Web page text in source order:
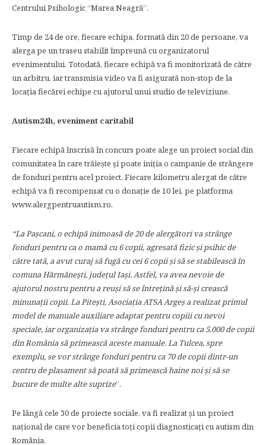
Centrului Psihologic “Marea Neagră”.
Timp de 24 de ore, fiecare echipa, formată din 20 de persoane, va
alerga pe un traseu stabilit împreună cu organizatorul
evenimentului. Totodată, fiecare echipă va fi monitorizată de către
un arbitru, iar transmisia video va fi asigurată non-stop de la
locația fiecărei echipe cu ajutorul unui studio de televiziune.
Autism24h, eveniment caritabil
Fiecare echipă înscrisă în concurs poate alege un proiect social din
comunitatea în care trăiește și poate iniția o campanie de strângere
de fonduri pentru acel proiect. Fiecare kilometru alergat de către
echipă va fi recompensat cu o donație de 10 lei, pe platforma
www.alergpentruautism.ro.
“La Pașcani, o echipă inimoasă de 20 de alergători va strânge
fonduri pentru ca o mamă cu 6 copii, agresată fizic și psihic de
către tată, a avut curaj să fugă cu cei 6 copii și să se stabilească în
comuna Hărmănești, județul Iași. Astfel, va avea nevoie de
ajutorul nostru pentru a reuși să se întrețină și să-și crească
minunații copii. La Pitești, Asociația ATSA Argeș a realizat primul
model de manuale auxiliare adaptat pentru copiii cu nevoi
speciale, iar organizația va strânge fonduri pentru ca 5.000 de copii
din România să primească aceste manuale. La Tulcea, spre
exemplu, se vor strânge fonduri pentru ca 70 de copii dintr-un
centru de plasament să poată să primească haine noi și să se
bucure de multe alte suprize”.
Pe lângă cele 30 de proiecte sociale, va fi realizat și un proiect
național de care vor beneficia toți copii diagnosticați cu autism din
România.